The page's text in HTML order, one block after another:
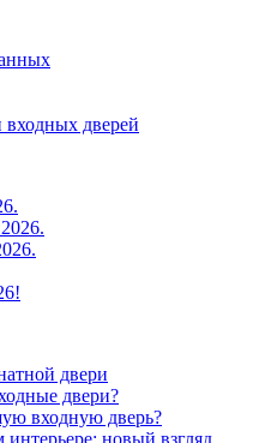
дверей
двери
двери?
входную дверь?
новый взгляд